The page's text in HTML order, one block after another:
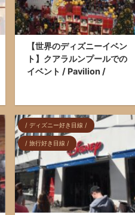
【世界のディズニーイベン
ト】クアラルンプールでの
イベント / Pavilion /
/ ディズニー好き目線 /
/ 旅行好き目線 /